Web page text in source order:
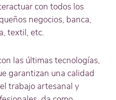
con todos los
negocios, banca,
textil, etc.
las últimas tecnologías,
garantizan una calidad
trabajo artesanal y